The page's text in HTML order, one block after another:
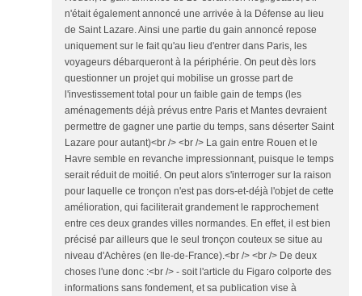
n'était également annoncé une arrivée à la Défense au lieu
de Saint Lazare. Ainsi une partie du gain annoncé repose
uniquement sur le fait qu'au lieu d'entrer dans Paris, les
voyageurs débarqueront à la périphérie. On peut dès lors
questionner un projet qui mobilise un grosse part de
l'investissement total pour un faible gain de temps (les
aménagements déjà prévus entre Paris et Mantes devraient
permettre de gagner une partie du temps, sans déserter Saint
Lazare pour autant)<br /> <br /> La gain entre Rouen et le
Havre semble en revanche impressionnant, puisque le temps
serait réduit de moitié. On peut alors s'interroger sur la raison
pour laquelle ce tronçon n'est pas dors-et-déjà l'objet de cette
amélioration, qui faciliterait grandement le rapprochement
entre ces deux grandes villes normandes. En effet, il est bien
précisé par ailleurs que le seul tronçon couteux se situe au
niveau d'Achères (en Ile-de-France).<br /> <br /> De deux
choses l'une donc :<br /> - soit l'article du Figaro colporte des
informations sans fondement, et sa publication vise à